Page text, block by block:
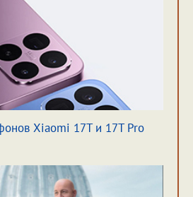
Xiaomi 17T и 17T Pro